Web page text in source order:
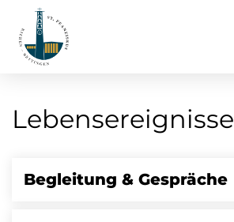
Lebensereignisse
Begleitung & Gespräche